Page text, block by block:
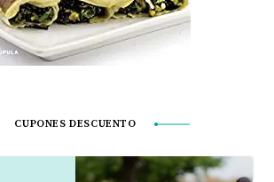
CUPONES DESCUENTO